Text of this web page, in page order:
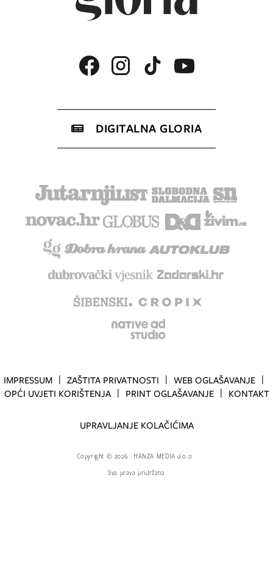
DIGITALNA GLORIA
IMPRESSUM ZAŠTITA PRIVATNOSTI
WEB OGLAŠAVANJE
OPĆI UVJETI KORIŠTENJA
PRINT OGLAŠAVANJE KONTAKT
UPRAVLJANJE KOLAČIĆIMA
Copyright © 2026.
HANZA MEDIA d.o.o
Sva prava pridržana